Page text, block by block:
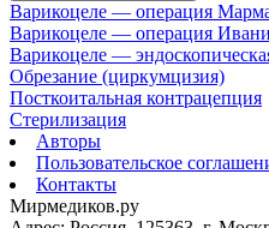
Варикоцеле — операция
Варикоцеле — операция
Варикоцеле —
Обрезание (циркумцизия)
Посткоитальная контрацепция
Стерилизация
Авторы
Пользовательское
Контакты
Мирмедиков.ру